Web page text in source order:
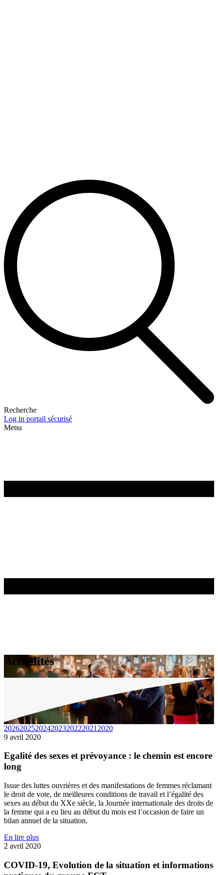
Recherche
Log in portail sécurisé
Menu
Actualités
202620252024202320222021 2020
9 avril 2020
Egalité des sexes et prévoyance : le chemin est encore
long
Issue des luttes ouvrières et des manifestations de femmes réclamant
le droit de vote, de meilleures conditions de travail et l’égalité des
sexes au début du XXe siècle, la Journée internationale des droits de
la femme qui a eu lieu au début du mois est l’occasion de faire un
bilan annuel de la situation.
En lire plus
2 avril 2020
COVID-19, Evolution de la situation et informations